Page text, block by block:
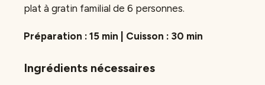
plat à gratin familial de 6 personnes.
Préparation : 15 min | Cuisson : 30 min
Ingrédients nécessaires